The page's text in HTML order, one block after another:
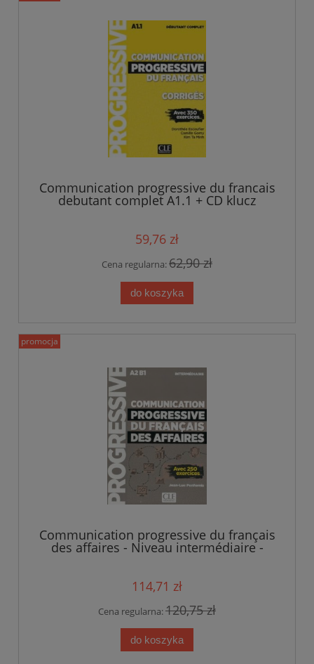
Communication progressive du francais
debutant complet A1.1 + CD klucz
odpowiedzi
59,76 zł
Cena regularna:62,90 zł
do koszyka
Communication progressive du français
des affaires - Niveau intermédiaire -
114,71 zł
Cena regularna:120,75 zł
do koszyka
promocja